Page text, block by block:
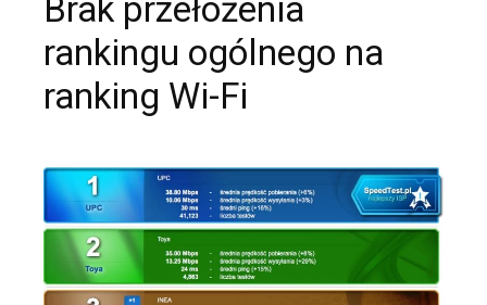
Brak przełożenia
rankingu ogólnego na
ranking Wi-Fi